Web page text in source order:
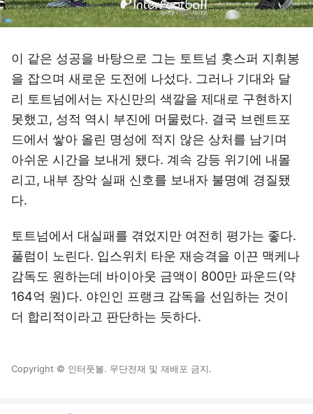
이 같은 성공을 바탕으로 그는 토트넘 홋스퍼 지휘봉
을 잡으며 새로운 도전에 나섰다. 그러나 기대와 달
리 토트넘에서는 자신만의 색깔을 제대로 구현하지
못했고, 성적 역시 부진에 머물렀다. 결국 브렌트포
드에서 쌓아 올린 명성에 적지 않은 상처를 남기며
아쉬운 시간을 보내게 됐다. 계속 강등 위기에 내몰
리고, 내부 장악 실패 신호를 보내자 불명예 경질됐
다.
토트넘에서 대실패를 겪었지만 여전히 평가는 좋다.
풀럼이 노린다. 입스위치 타운 재승격을 이끈 맥케나
감독도 원하는데 바이아웃 금액이 800만 파운드(약
164억 원)다. 야인인 프랭크 감독을 선임하는 것이
더 합리적이라고 판단하는 듯하다.
Copyright © 인터풋볼. 무단전재 및 재배포 금지.